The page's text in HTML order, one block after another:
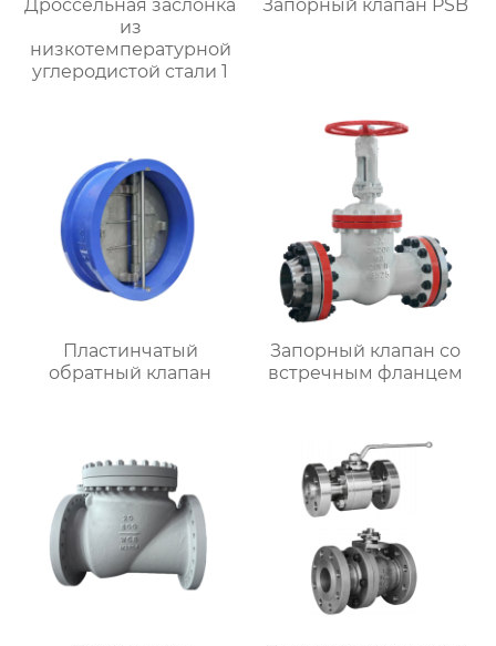
Дроссельная заслонка
из
низкотемпературной
углеродистой стали 1
Запорный клапан PSB
Пластинчатый
обратный клапан
Запорный клапан со
встречным фланцем